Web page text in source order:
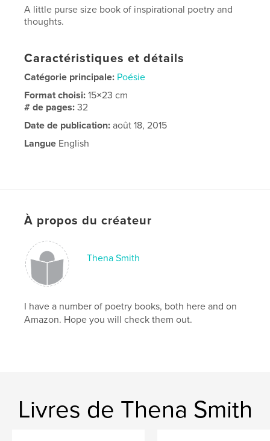
A little purse size book of inspirational poetry and
thoughts.
Caractéristiques et détails
Catégorie principale: Poésie
Format choisi:15×23 cm
# de pages:32
Date de publication: août 18, 2015
Langue English
À propos du créateur
Thena Smith
I have a number of poetry books, both here and on
Amazon. Hope you will check them out.
Livres de Thena Smith